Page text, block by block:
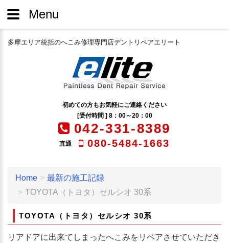
多摩エリア統括のへこみ修理専門店デントリペアエリート
初めての方もお気軽にご連絡ください
[受付時間 ] 8：00～20：00
042-331-8389
直通 080-5484-1663
Home
最新の施工記録
TOYOTA（トヨタ）セルシオ 30系
TOYOTA（トヨタ）セルシオ 30系
リアドアに出来てしまったへこみをリペアさせていただき
Menu